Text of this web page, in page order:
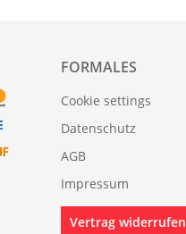
FORMALES
Cookie settings
Datenschutz
AGB
Impressum
Vertrag widerrufen